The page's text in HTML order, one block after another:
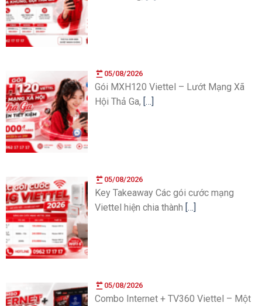
05/08/2026
Gói MXH120 Viettel – Lướt Mạng Xã
Hội Thả Ga, […]
05/08/2026
Key Takeaway Các gói cước mạng
Viettel hiện chia thành […]
05/08/2026
Combo Internet + TV360 Viettel – Một